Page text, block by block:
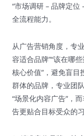
“市场调研 – 品牌定位
全流程能力。​
从广告营销角度，专
容适合品牌”“该在哪
核心价值”，避免盲
群体的品牌，专业团
“场景化内容广告”，
告更贴合目标受众的